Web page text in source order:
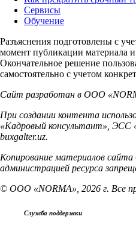
Сервисы
Обучение
Разъяснения подготовлены с
момент публикации материала
Окончательное решение
самостоятельно с учетом
Сайт разработан в ООО
При создании контента
«Кадровый консультант», ЭСС
buxgalter.uz.
Копирование материалов сайта
администрацией ресурса
© ООО «NORMA», 2026 г. Все
Служба поддержки